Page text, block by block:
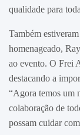
qualidade para
Também
homenageado,
ao evento. O Frei
destacando a
“Agora temos um
colaboração de
possam cuidar